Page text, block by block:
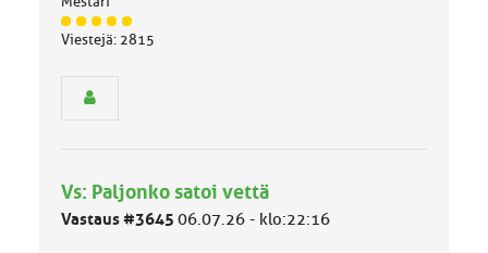
n
e
J
ä
m
ä
Viestejä: 2815
Vs: Paljonko satoi vettä
Vastaus #3645 06.07.26 - klo:22:16